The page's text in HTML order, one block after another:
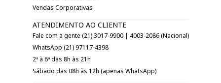
Vendas Corporativas
ATENDIMENTO AO CLIENTE
Fale com a gente (21) 3017-9900 | 4003-2086 (Nacional)
WhatsApp (21) 97117-4398
2ª à 6ª das 8h às 21h
Sábado das 08h às 12h (apenas WhatsApp)